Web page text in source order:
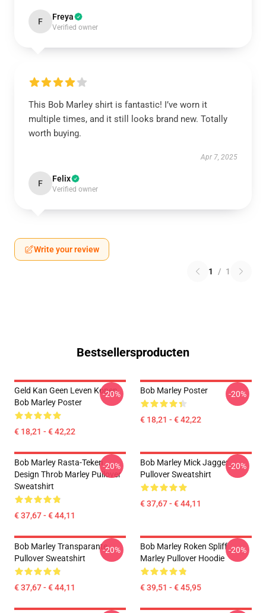
F Freya
Verified owner
This Bob Marley shirt is fantastic! I’ve worn it
multiple times, and it still looks brand new. Totally
worth buying.
Apr 7, 2025
F Felix
Verified owner
Write your review
1 / 1
Bestsellersproducten
Geld Kan Geen Leven Kopen
Bob Marley Poster
€ 18,21 - € 42,22
-20% Bob Marley Poster
€ 18,21 - € 42,22
-20%
Bob Marley Rasta-Teken
Design Throb Marley Pullover
Sweatshirt
€ 37,67 - € 44,11
-20%
Bob Marley Mick Jagger
Pullover Sweatshirt
€ 37,67 - € 44,11
-20%
Bob Marley Transparante
Pullover Sweatshirt
€ 37,67 - € 44,11
-20%
Bob Marley Roken Spliff
Marley Pullover Hoodie
€ 39,51 - € 45,95
-20%